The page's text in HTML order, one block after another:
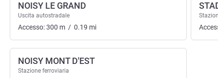
NOISY LE GRAND
Uscita autostradale
Accesso:300 m / 0.19 mi
NOISY MONT D'EST
Stazione ferroviaria